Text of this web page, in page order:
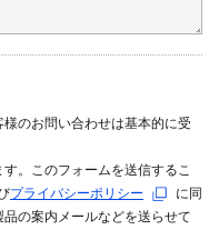
のお問い合わせは基本的に受
。このフォームを送信するこ
プライバシーポリシー
に同
の案内メールなどを送らせて